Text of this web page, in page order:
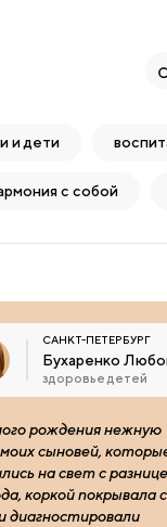
и дети
с собой
САНКТ-ПЕТЕРБУРГ
Бухаренко
здоровье детей
рождения нежную
сыновей,
на свет с
коркой покрывала
диагностировали